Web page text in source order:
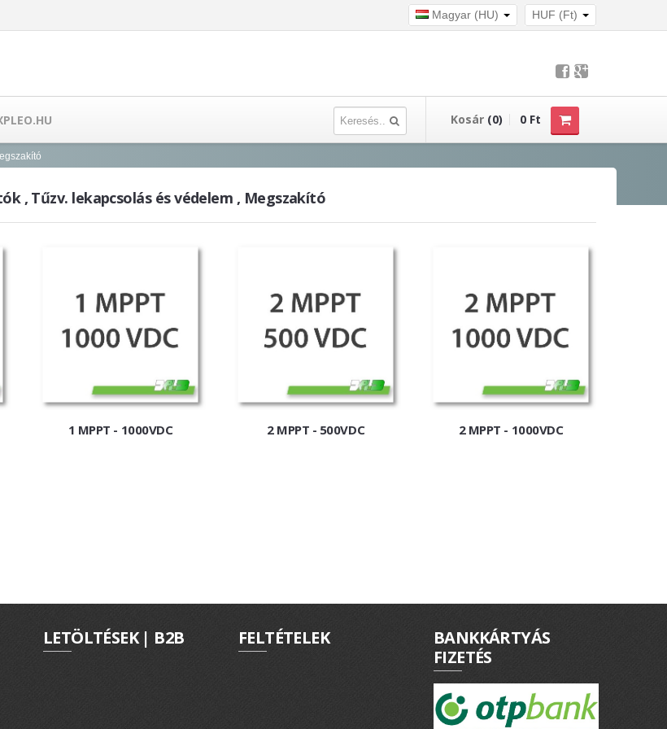
Magyar (HU) HUF (Ft)
Kosár (0) 0 Ft
, Tűzv. lekapcsolás és védelem , Megszakító
1 MPPT - 1000VDC 2 MPPT - 500VDC 2 MPPT - 1000VDC
LETÖLTÉSEK | B2B FELTÉTELEK
BANKKÁRTYÁS
FIZETÉS